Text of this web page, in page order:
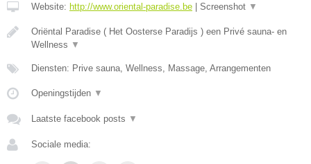
Website: http://www.oriental-paradise.be | Screenshot ▼
Oriëntal Paradise ( Het Oosterse Paradijs ) een Privé sauna- en
Wellness ▼
Diensten: Prive sauna, Wellness, Massage, Arrangementen
Openingstijden ▼
Laatste facebook posts ▼
Sociale media: